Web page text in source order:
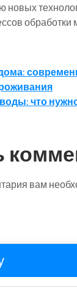
новых
обработки
что
вам